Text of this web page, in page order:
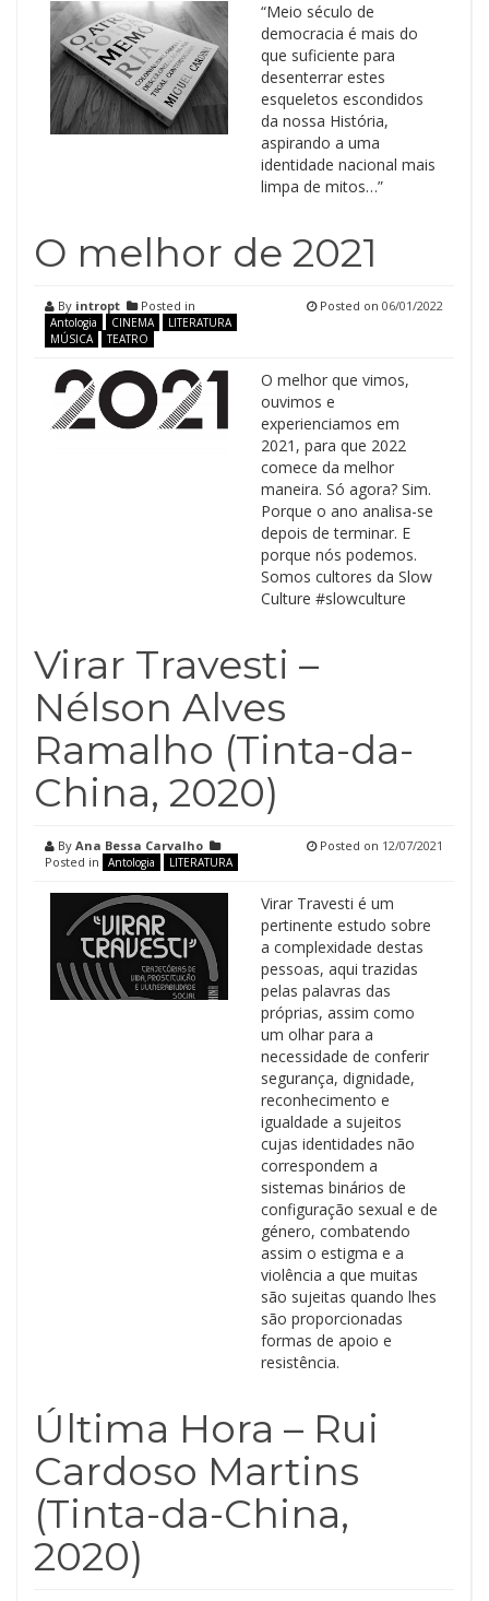
“Meio século de
democracia é mais do
que suficiente para
desenterrar estes
esqueletos escondidos
da nossa História,
aspirando a uma
identidade nacional mais
limpa de mitos…”
O melhor de 2021
By intropt Posted in
Antologia CINEMA
LITERATURA
MÚSICA
TEATRO
Posted on 06/01/2022
O melhor que vimos,
ouvimos e
experienciamos em
2021, para que 2022
comece da melhor
maneira. Só agora? Sim.
Porque o ano analisa-se
depois de terminar. E
porque nós podemos.
Somos cultores da Slow
Culture #slowculture
Virar Travesti –
Nélson Alves
Ramalho (Tinta-da-
China, 2020)
By Ana Bessa Carvalho
Posted in
Antologia LITERATURA
Posted on 12/07/2021
Virar Travesti é um
pertinente estudo sobre
a complexidade destas
pessoas, aqui trazidas
pelas palavras das
próprias, assim como
um olhar para a
necessidade de conferir
segurança, dignidade,
reconhecimento e
igualdade a sujeitos
cujas identidades não
correspondem a
sistemas binários de
configuração sexual e de
género, combatendo
assim o estigma e a
violência a que muitas
são sujeitas quando lhes
são proporcionadas
formas de apoio e
resistência.
Última Hora – Rui
Cardoso Martins
(Tinta-da-China,
2020)